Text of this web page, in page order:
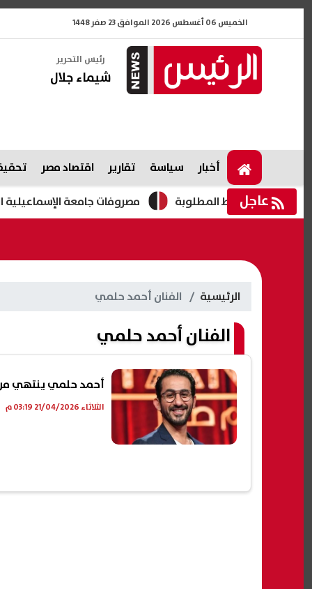
الخميس 06 أغسطس 2026 الموافق 23 صفر 1448
رئيس التحرير
شيماء جلال
أخبار سياسة تقارير اقتصاد مصر
عاجل مصروفات جامعة الإسماعيلية الجديدة
الرئيسية الفنان أحمد حلمي
الفنان أحمد حلمي
أحمد حلمي ينتهي
الثلاثاء 21/04/2026 03:19 م